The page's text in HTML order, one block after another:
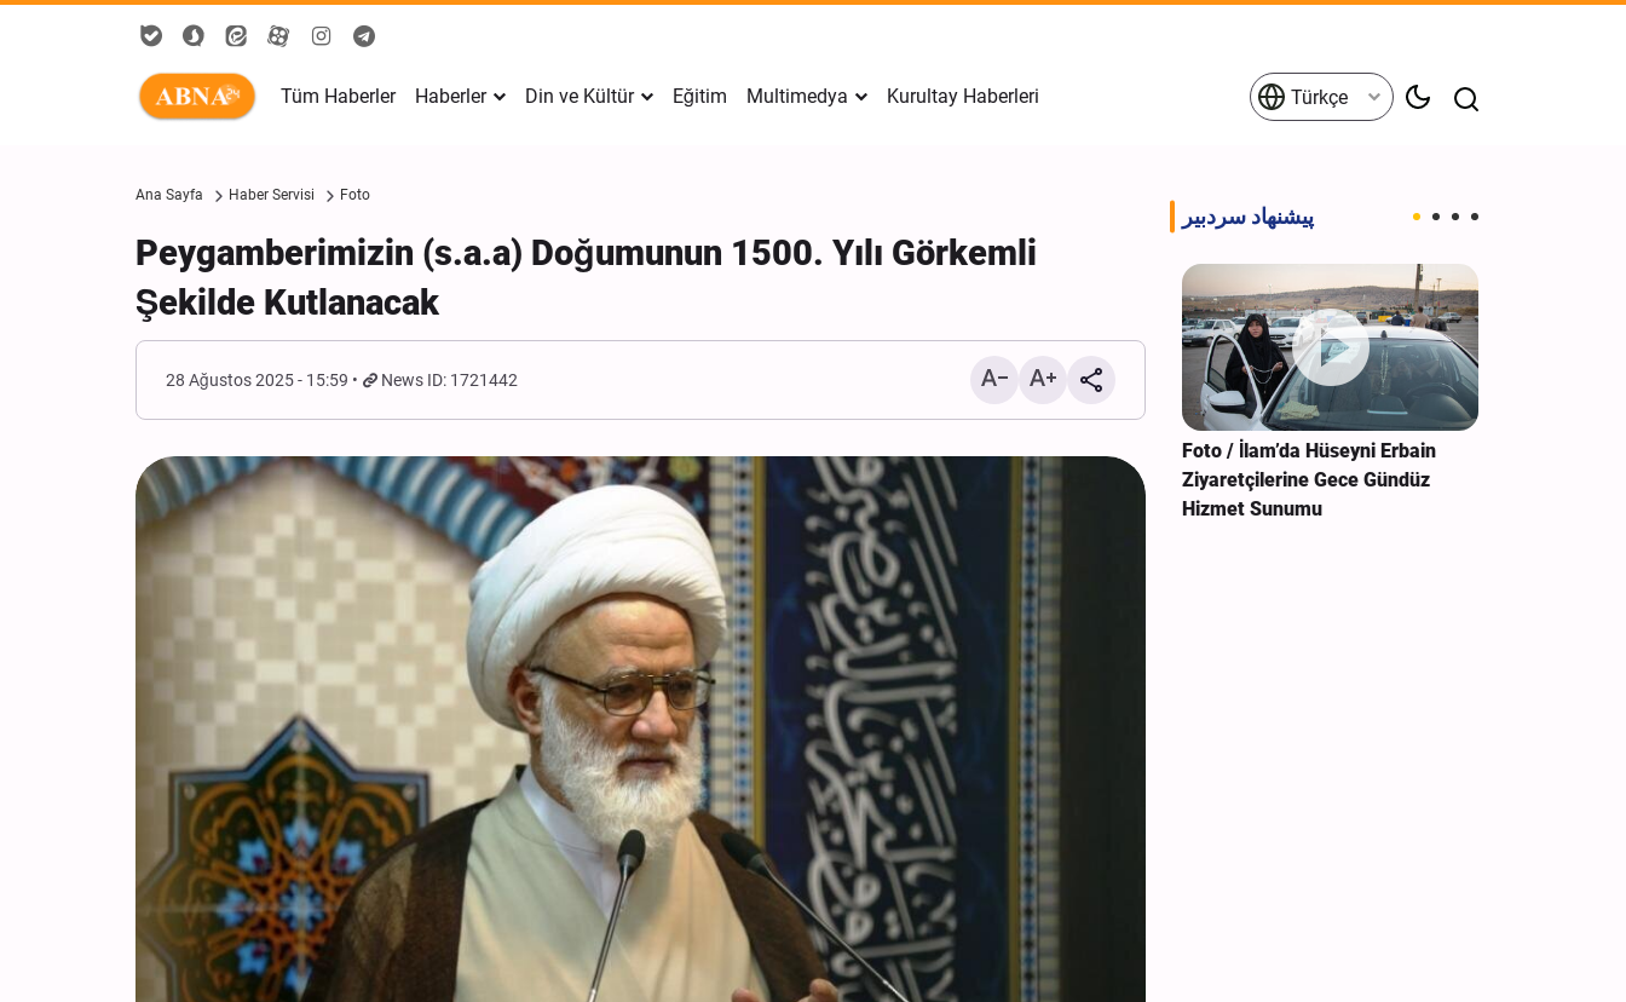
Tüm Haberler Haberler Din ve Kültür Eğitim Multimedya Kurultay Haberleri Türkçe
Ana Sayfa Haber Servisi Foto
Peygamberimizin (s.a.a) Doğumunun 1500. Yılı Görkemli
Şekilde Kutlanacak
28 Ağustos 2025 - 15:59 News ID: 1721442
پیشنهاد سردبیر
İran’da Tekfirci Örgütlere Darbe: 4
Hücre Çökertildi, 15 Kişi
Gözaltına Alındı
Foto / İlam’da Hüseyni Erbain
Ziyaretçilerine Gece Gündüz
Hizmet Sunumu